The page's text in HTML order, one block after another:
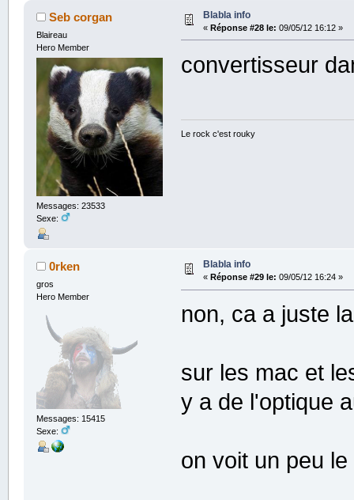
Seb corgan
Blaireau
Hero Member
Messages: 23533
Sexe:
Blabla info
« Réponse #28 le: 09/05/12 16:12 »
convertisseur
Le rock c'est rouky
0rken
gros
Hero Member
Messages: 15415
Sexe:
Blabla info
« Réponse #29 le: 09/05/12 16:24 »
non, ca a juste
sur les mac et
y a de l'optique
on voit un peu